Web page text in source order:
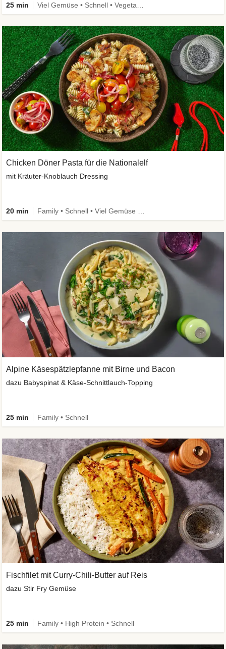
25 min
Chicken Döner Pasta für die Nationalelf
mit Kräuter-Knoblauch Dressing
20 min
Alpine Käsespätzlepfanne mit Birne und Bacon
dazu Babyspinat & Käse-Schnittlauch-Topping
25 min Family • Schnell
Fischfilet mit Curry-Chili-Butter auf Reis
dazu Stir Fry Gemüse
25 min Family • High Protein • Schnell